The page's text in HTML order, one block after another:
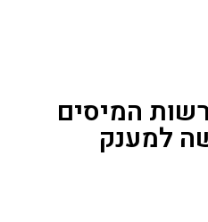
המיסים
למענק